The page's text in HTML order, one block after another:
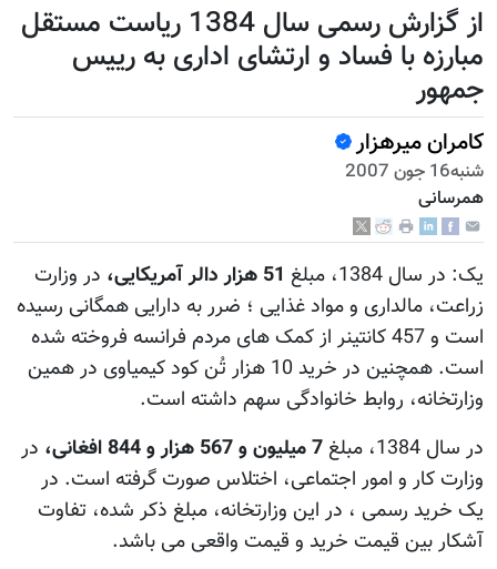
از گزارش رسمی سال 1384 رياست مستقل
مبارزه با فساد و ارتشای اداری به رييس
جمهور
کامران میرهزار
شنبه16 جون 2007
همرسانی
يک: در سال 1384، مبلغ 51 هزار دالر آمريکايی،
در وزارت
زراعت، مالداری و مواد غذايی ؛ ضرر به دارايی همگانی رسيده
است و 457 کانتينر از کمک های مردم فرانسه فروخته شده
است. همچنين در خريد 10 هزار تُن کود کيمياوی در همين
وزارتخانه، روابط خانوادگی سهم داشته است.
در سال 1384، مبلغ
7 ميليون و 567 هزار و 844 افغانی،
در
وزارت کار و امور اجتماعی، اختلاس صورت گرفته است. در
يک خريد رسمی ، در اين وزارتخانه، مبلغ ذکر شده، تفاوت
آشکار بين قيمت خريد و قيمت واقعی می باشد.